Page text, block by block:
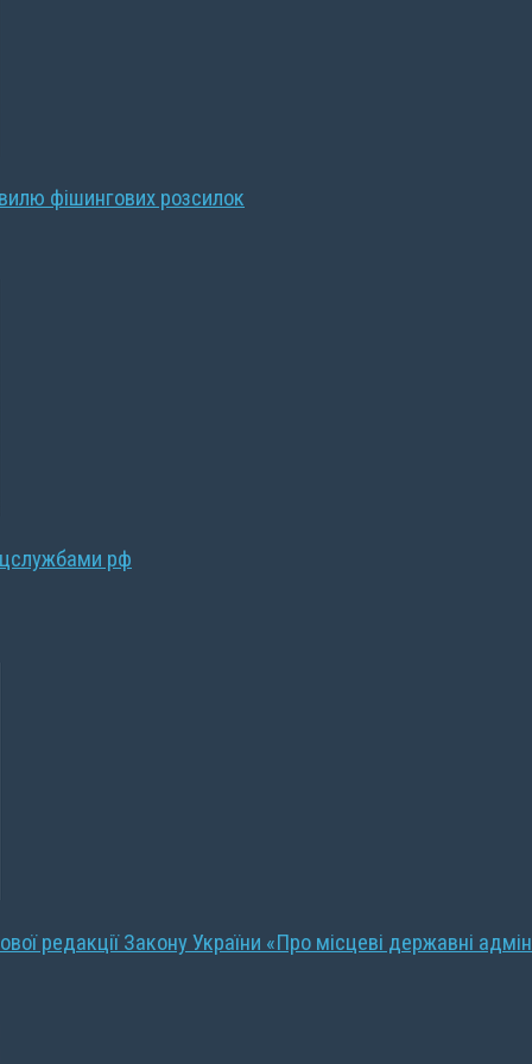
фішингових розсилок
рф
редакції Закону України «Про місцеві державні